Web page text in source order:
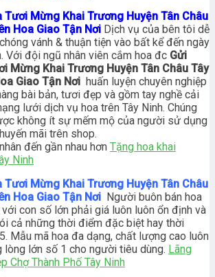
Tươi Mừng Khai Trương Huyện Tân Châu
Hoa Giao Tận Nơi Dịch vụ của bên tôi dễ
vánh & thuận tiện vào bất kể đến ngày
Với đội ngũ nhân viên cắm hoa đc Gửi
Mừng Khai Trương Huyện Tân Châu Tây
Giao Tận Nơi huấn luyện chuyên nghiệp
bài bản, tươi đẹp và gồm tay nghề cải
lưới dịch vụ hoa trên Tây Ninh. Chúng
không ít sự mếm mộ của người sử dụng
mãi trên shop.
đến gần nhau hơn Tặng hoa khai
Ninh
Tươi Mừng Khai Trương Huyện Tân Châu
Hoa Giao Tận Nơi Người buôn bán hoa
với con số lớn phải giá luôn luôn ổn định và
cả những thời điểm đặc biệt hay thời
Mẫu mã hoa đa dạng, chất lượng cao luôn
lòng lớn số 1 cho người tiêu dùng. Lãng
Chợ Thành Phố Tây Ninh